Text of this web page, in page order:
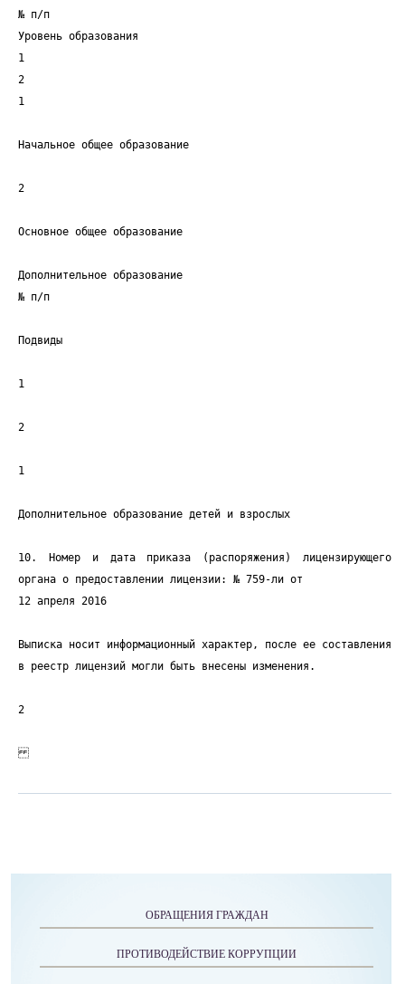
№ п/п
Уровень образования
1
2
1
Начальное общее образование
2
Основное общее образование
Дополнительное образование
№ п/п
Подвиды
1
2
1
Дополнительное образование детей и взрослых
10. Номер и дата приказа (распоряжения) лицензирующего
органа о предоставлении лицензии: № 759-ли от
12 апреля 2016
Выписка носит информационный характер, после ее составления
в реестр лицензий могли быть внесены изменения.
2
ОБРАЩЕНИЯ ГРАЖДАН
ПРОТИВОДЕЙСТВИЕ КОРРУПЦИИ